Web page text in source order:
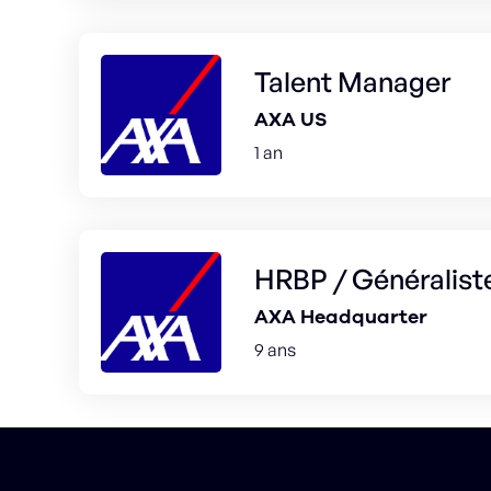
Talent Manager
AXA US
1 an
HRBP /
AXA Headquarter
9 ans